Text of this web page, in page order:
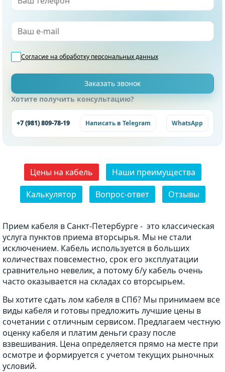
Согласие на обработку персональных данных
Хотите получить консультацию?
+7 (981) 809-78-19 Написать в Telegram WhatsApp
Цены на кабель
Наши преимущества
Калькулятор
Вопрос-ответ Отзывы
Прием кабеля в Санкт-Петербурге - это классическая
услуга пунктов приема вторсырья. Мы не стали
исключением. Кабель используется в больших
количествах повсеместно, срок его эксплуатации
сравнительно невелик, а потому б/у кабель очень
часто оказывается на складах со вторсырьем.
Вы хотите сдать лом кабеля в СПб? Мы принимаем все
виды кабеля и готовы предложить лучшие цены в
сочетании с отличным сервисом. Предлагаем честную
оценку кабеля и платим деньги сразу после
взвешивания. Цена определяется прямо на месте при
осмотре и формируется с учетом текущих рыночных
условий.